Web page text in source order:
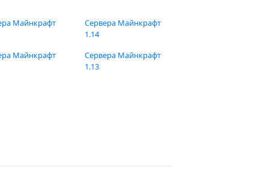
Майнкрафт
Майнкрафт
Сервера Майнкрафт
1.14
Сервера Майнкрафт
1.13